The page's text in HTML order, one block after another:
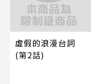
虛假的浪漫台詞
(第2話)